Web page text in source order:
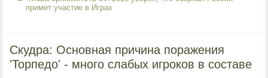
примет участие в Играх
Скудра: Основная причина поражения
'Торпедо' - много слабых игроков в составе